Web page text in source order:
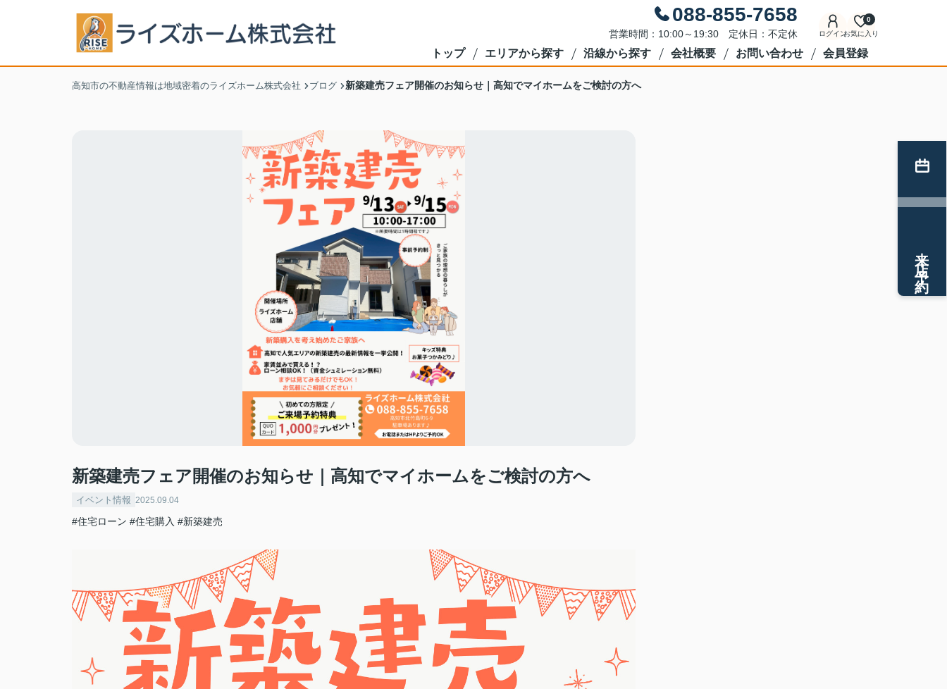
088-855-7658
営業時間：10:00～19:30 定休日：不定休 ログインお気に入り
0
トップ エリアから探す 沿線から探す 会社概要 お問い合わせ 会員登録
高知市の不動産情報は地域密着のライズホーム株式会社 ブログ 新築建売フェア開催のお知らせ｜高知でマイホームをご検討の方へ
新築建売フェア開催のお知らせ｜高知でマイホームをご検討の方へ
イベント情報 2025.09.04
#住宅ローン #住宅購入 #新築建売
来店予約